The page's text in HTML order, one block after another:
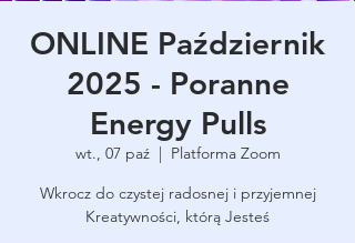
ONLINE Październik
2025 - Poranne
Energy Pulls
wt., 07 paź
  |
Platforma Zoom
Wkrocz do czystej radosnej i przyjemnej
Kreatywności, którą Jesteś